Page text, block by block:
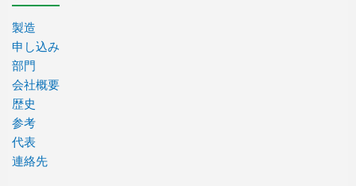
製造
申し込み
部門
会社概要
歴史
参考
代表
連絡先